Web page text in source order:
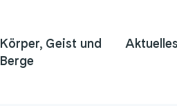
Körper, Geist und
Berge
Aktuelles